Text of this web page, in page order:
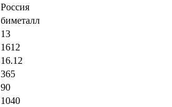
Россия
биметалл
13
1612
16.12
365
90
1040